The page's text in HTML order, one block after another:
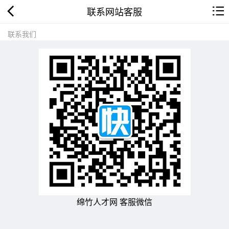
联系网站客服
联系我们
绵竹人才网 客服微信